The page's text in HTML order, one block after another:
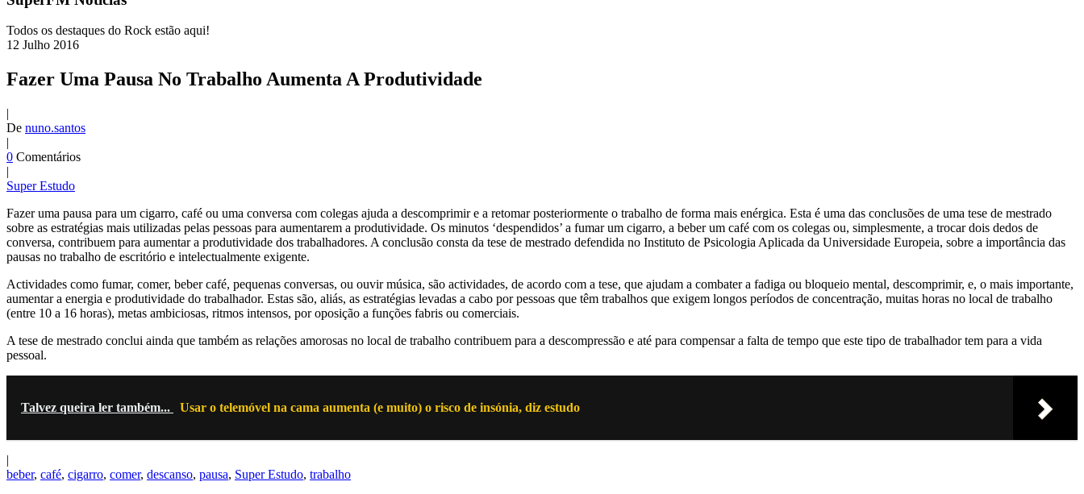
Todos os destaques do Rock estão aqui!
12 Julho 2016
Fazer Uma Pausa No Trabalho Aumenta A Produtividade
|
De nuno.santos
|
0 Comentários
|
Super Estudo
Fazer uma pausa para um cigarro, café ou uma conversa com colegas ajuda a descomprimir e a retomar posteriormente o trabalho de forma mais enérgica. Esta é uma das conclusões de uma tese de mestrado
sobre as estratégias mais utilizadas pelas pessoas para aumentarem a produtividade. Os minutos ‘despendidos’ a fumar um cigarro, a beber um café com os colegas ou, simplesmente, a trocar dois dedos de
conversa, contribuem para aumentar a produtividade dos trabalhadores. A conclusão consta da tese de mestrado defendida no Instituto de Psicologia Aplicada da Universidade Europeia, sobre a importância das
pausas no trabalho de escritório e intelectualmente exigente.
Actividades como fumar, comer, beber café, pequenas conversas, ou ouvir música, são actividades, de acordo com a tese, que ajudam a combater a fadiga ou bloqueio mental, descomprimir, e, o mais importante,
aumentar a energia e produtividade do trabalhador. Estas são, aliás, as estratégias levadas a cabo por pessoas que têm trabalhos que exigem longos períodos de concentração, muitas horas no local de trabalho
(entre 10 a 16 horas), metas ambiciosas, ritmos intensos, por oposição a funções fabris ou comerciais.
A tese de mestrado conclui ainda que também as relações amorosas no local de trabalho contribuem para a descompressão e até para compensar a falta de tempo que este tipo de trabalhador tem para a vida
pessoal.
Talvez queira ler também... Usar o telemóvel na cama aumenta (e muito) o risco de insónia, diz estudo
|
beber, café, cigarro, comer, descanso, pausa, Super Estudo, trabalho